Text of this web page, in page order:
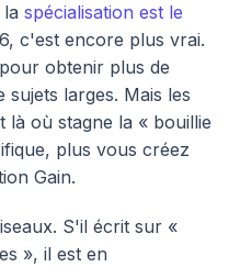
spécialisation est le
c'est encore plus vrai.
obtenir plus de
larges. Mais les
là où stagne la « bouillie
plus vous créez
Gain.
S'il écrit sur «
», il est en